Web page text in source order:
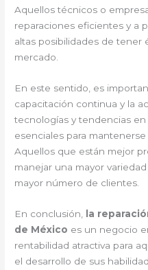
Aquellos técnicos o
reparaciones eficientes y a
altas posibilidades de tener
mercado.
En este sentido, es
capacitación continua y la
tecnologías y tendencias
esenciales para
Aquellos que están mejor
manejar una mayor
mayor número de clientes.
En conclusión, la
de México es un negocio
rentabilidad atractiva para
el desarrollo de sus